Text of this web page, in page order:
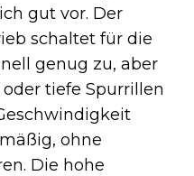
gut vor. Der
schaltet für die
genug zu, aber
tiefe Spurrillen
ohne
Die hohe